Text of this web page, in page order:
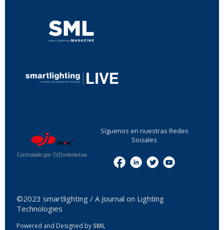
Controlado por OJDinteractiva
Síguenos en nuestras Redes
Sociales
©2023 smartlighting / A Journal on Lighting
Technologies
Powered and Designed by SML